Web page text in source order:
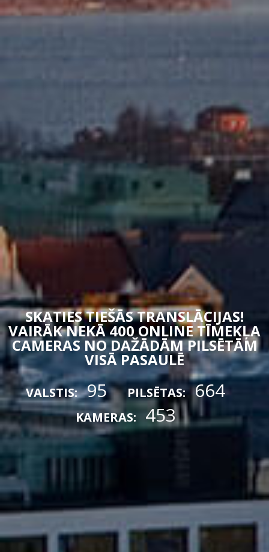
SKATIES TIEŠĀS TRANSLĀCIJAS!
VAIRĀK NEKĀ 400 ONLINE TĪMEKĻA
CAMERAS NO DAŽĀDĀM PILSĒTĀM
VISĀ PASAULĒ
VALSTIS: 95 PILSĒTAS: 664
KAMERAS: 453